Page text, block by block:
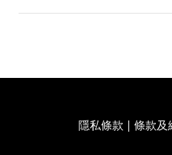
隱私條款 | 條款